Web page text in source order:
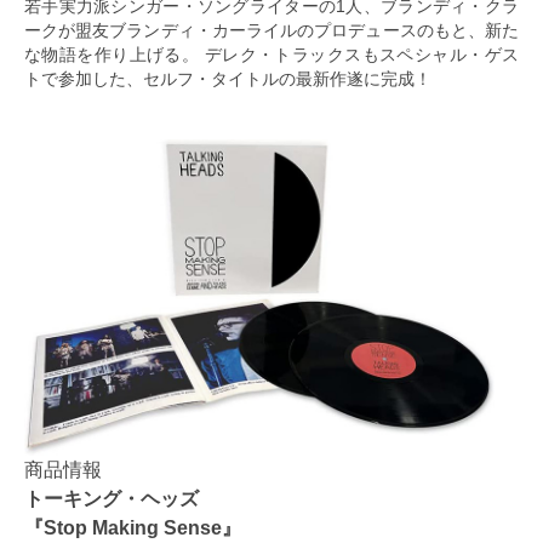
若手実力派シンガー・ソングライターの1人、ブランディ・クラ
ークが盟友ブランディ・カーライルのプロデュースのもと、新た
な物語を作り上げる。 デレク・トラックスもスペシャル・ゲス
トで参加した、セルフ・タイトルの最新作遂に完成！
商品情報
トーキング・ヘッズ
『Stop Making Sense』